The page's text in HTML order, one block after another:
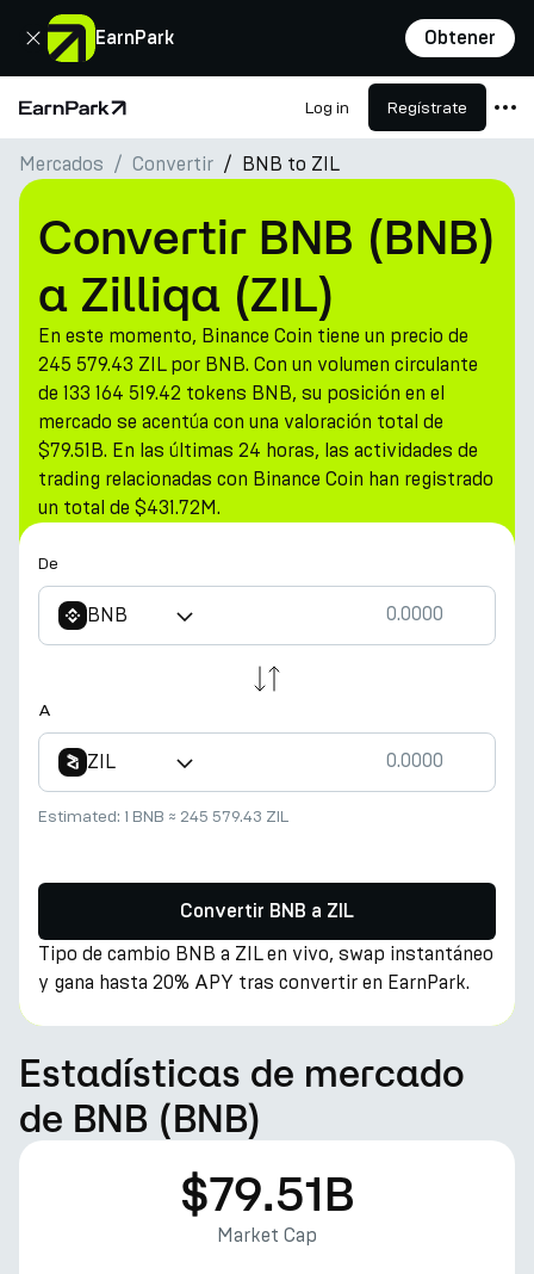
EarnPark Obtener
Cerrar
Página de inicio Log in Regístrate
Productos
Mercados
Calculadoras
PARK Token
Recursos
Compañía
Mercados Convertir BNB to ZIL
Convertir BNB (BNB)
a Zilliqa (ZIL)
En este momento, Binance Coin tiene un precio de
245 579.43 ZIL por BNB. Con un volumen circulante
de 133 164 519.42 tokens BNB, su posición en el
mercado se acentúa con una valoración total de
$79.51B. En las últimas 24 horas, las actividades de
trading relacionadas con Binance Coin han registrado
un total de $431.72M.
De
BNB
A
ZIL
Estimated: 1 BNB ≈ 245 579.43 ZIL
Convertir BNB a ZIL
Tipo de cambio BNB a ZIL en vivo, swap instantáneo
y gana hasta 20% APY tras convertir en EarnPark.
Estadísticas de mercado
de BNB (BNB)
$79.51B
Market Cap